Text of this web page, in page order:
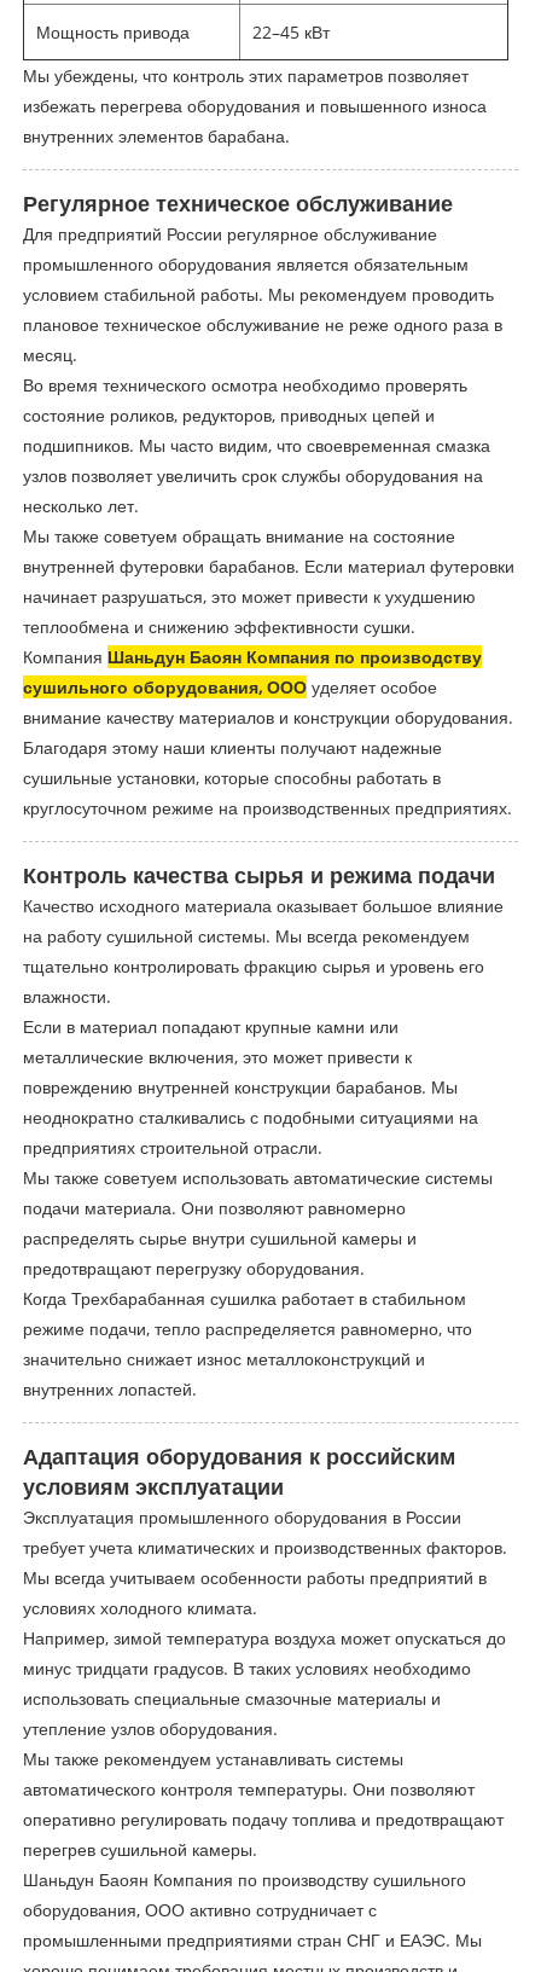
Мощность привода
22–45 кВт
Мы убеждены, что контроль этих параметров позволяет
избежать перегрева оборудования и повышенного износа
внутренних элементов барабана.
Регулярное техническое обслуживание
Для предприятий России регулярное обслуживание
промышленного оборудования является обязательным
условием стабильной работы. Мы рекомендуем проводить
плановое техническое обслуживание не реже одного раза в
месяц.
Во время технического осмотра необходимо проверять
состояние роликов, редукторов, приводных цепей и
подшипников. Мы часто видим, что своевременная смазка
узлов позволяет увеличить срок службы оборудования на
несколько лет.
Мы также советуем обращать внимание на состояние
внутренней футеровки барабанов. Если материал футеровки
начинает разрушаться, это может привести к ухудшению
теплообмена и снижению эффективности сушки.
Компания Шаньдун Баоян Компания по производству
сушильного оборудования, ОООуделяет особое
внимание качеству материалов и конструкции оборудования.
Благодаря этому наши клиенты получают надежные
сушильные установки, которые способны работать в
круглосуточном режиме на производственных предприятиях.
Контроль качества сырья и режима подачи
Качество исходного материала оказывает большое влияние
на работу сушильной системы. Мы всегда рекомендуем
тщательно контролировать фракцию сырья и уровень его
влажности.
Если в материал попадают крупные камни или
металлические включения, это может привести к
повреждению внутренней конструкции барабанов. Мы
неоднократно сталкивались с подобными ситуациями на
предприятиях строительной отрасли.
Мы также советуем использовать автоматические системы
подачи материала. Они позволяют равномерно
распределять сырье внутри сушильной камеры и
предотвращают перегрузку оборудования.
Когда Трехбарабанная сушилка работает в стабильном
режиме подачи, тепло распределяется равномерно, что
значительно снижает износ металлоконструкций и
внутренних лопастей.
Адаптация оборудования к российским
условиям эксплуатации
Эксплуатация промышленного оборудования в России
требует учета климатических и производственных факторов.
Мы всегда учитываем особенности работы предприятий в
условиях холодного климата.
Например, зимой температура воздуха может опускаться до
минус тридцати градусов. В таких условиях необходимо
использовать специальные смазочные материалы и
утепление узлов оборудования.
Мы также рекомендуем устанавливать системы
автоматического контроля температуры. Они позволяют
оперативно регулировать подачу топлива и предотвращают
перегрев сушильной камеры.
Шаньдун Баоян Компания по производству сушильного
оборудования, ООО активно сотрудничает с
промышленными предприятиями стран СНГ и ЕАЭС. Мы